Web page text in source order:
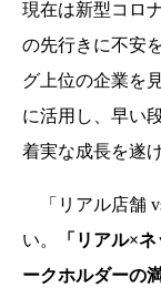
現在は新型コロ
の先行きに不安
グ上位の企業を
に活用し、早い
着実な成長を遂
「リアル店舗
い。
「リアル×
ークホルダーの